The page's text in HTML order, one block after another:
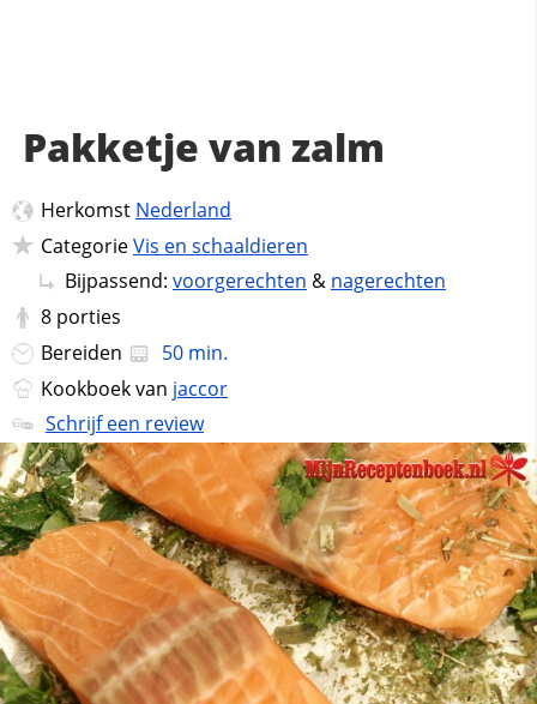
Pakketje van zalm
Herkomst Nederland
CategorieVis en schaaldieren
Bijpassend: voorgerechten & nagerechten
8 porties
Bereiden
50 min.
Kookboek van jaccor
Schrijf een review